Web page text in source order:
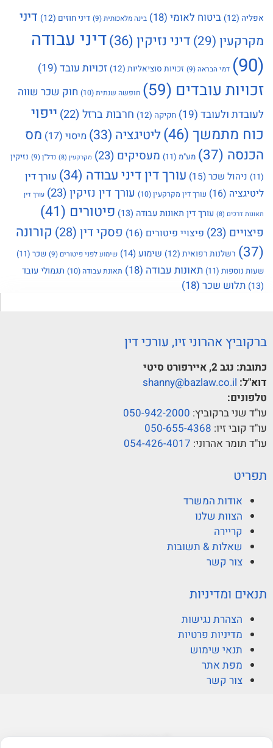
אפליה (12) ביטוח לאומי (18) בינה מלאכותית(9) דיני חוזים (12)
דיני
מקרקעין (29) דיני נזיקין (36)
דיני עבודה
(90)
דמי הבראה(9) זכויות סוציאליות (12) זכויות עובד (19)
זכויות עובדים (59) חופשה שנתית(10)
חוק שכר שווה
לעובדת ולעובד (19) חקיקה (12) חרבות ברזל (22)
ייפוי
כוח מתמשך (46) ליטיגציה (33) מיסוי (17)
מס
הכנסה (37) מע"מ (11) מעסיקים (23) מקרקעין (8) נדל"ן(9)
נזיקין
(11)
ניהול שכר(15) עורך דין דיני עבודה (34)
עורך דין
ליטיגציה (16) עורך דין מקרקעין(10) עורך דין נזיקין(23) עורך דין
תאונות דרכים (8) עורך דין תאונות עבודה (13) פיטורים (41)
פיצויים (23) פיצויי פיטורים (16) פסקי דין (28)
קורונה
(37)
רשלנות רפואית (12) שימוע(14) שימוע לפני פיטורים (9) שכר (11)
שעות נוספות (11) תאונות עבודה (18) תאונת עבודה (10)
תגמולי עובד
(13)
תלוש שכר (18)
ברקוביץ אהרוני זיו, עורכי דין
כתובת: נגב 2, איירפורט סיטי
דוא"ל: shanny@bazlaw.co.il
טלפונים:
עו"ד שני ברקוביץ: 050-942-2000
עו"ד קובי זיו: 050-655-4368
עו"ד תומר אהרוני: 054-426-4017
תפריט
אודות המשרד
הצוות שלנו
קריירה
שאלות & תשובות
צור קשר
תנאים ומדיניות
הצהרת נגישות
מדיניות פרטיות
תנאי שימוש
מפת אתר
צור קשר
© ברקוביץ אהרוני זיו